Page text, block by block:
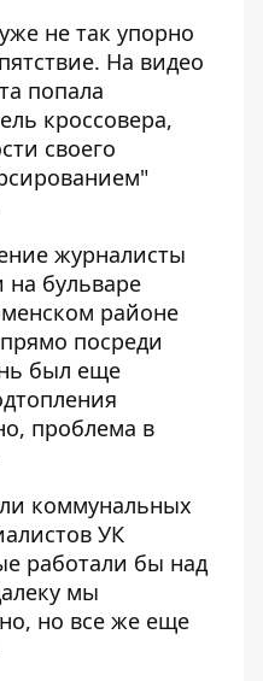
не так упорно
На видео
попала
кроссовера,
своего
журналисты
бульваре
районе
посреди
был еще
проблема в
коммунальных
УК
работали бы над
мы
но все же еще